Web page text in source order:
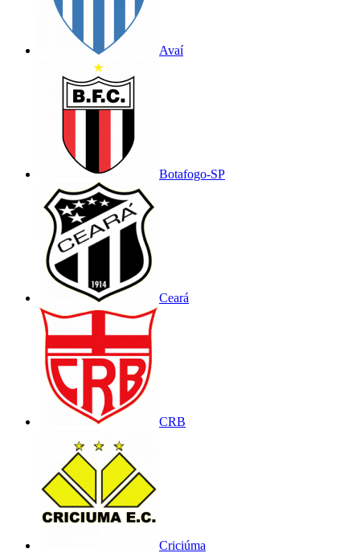
Avaí
Botafogo-SP
Ceará
CRB
Criciúma